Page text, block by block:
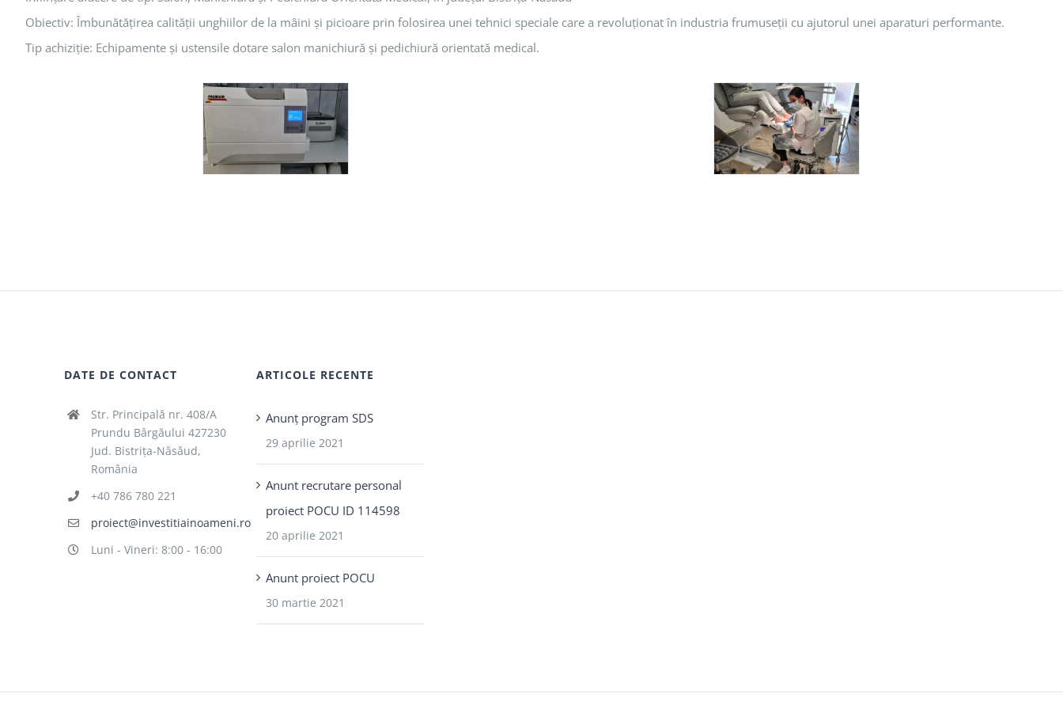
Obiectiv: Îmbunătățirea calității unghiilor de la mâini și picioare prin folosirea unei tehnici speciale care a revoluționat în industria frumuseții cu ajutorul unei aparaturi performante.
Tip achiziție: Echipamente și ustensile dotare salon manichiură și pedichiură orientată medical.
DATE DE CONTACT
Str. Principală nr. 408/A
Prundu Bârgăului 427230
Jud. Bistrița-Năsăud,
România
+40 786 780 221
proiect@investitiainoameni.ro
Luni - Vineri: 8:00 - 16:00
ARTICOLE RECENTE
Anunț program SDS
29 aprilie 2021
Anunt recrutare personal
proiect POCU ID 114598
20 aprilie 2021
Anunt proiect POCU
30 martie 2021